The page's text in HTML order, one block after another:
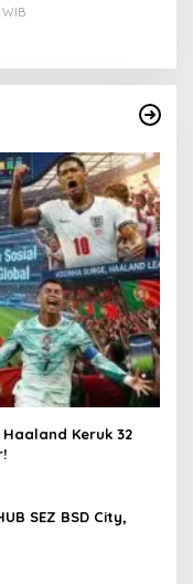
WIB
Haaland Keruk 32
SEZ BSD City,